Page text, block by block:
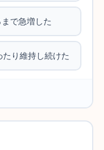
で急増した
り維持し続けた